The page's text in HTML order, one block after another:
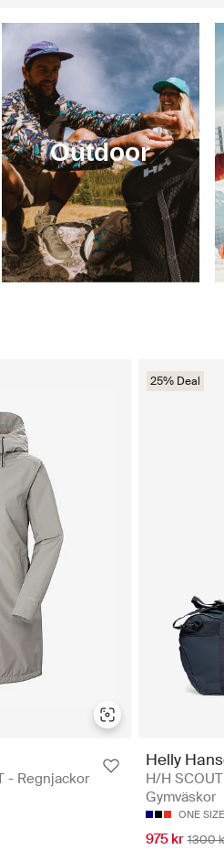
- Regnjackor
25% Deal
Helly
H/H
Gymväskor
ONE SIZE
975 kr 1300
Outdoor